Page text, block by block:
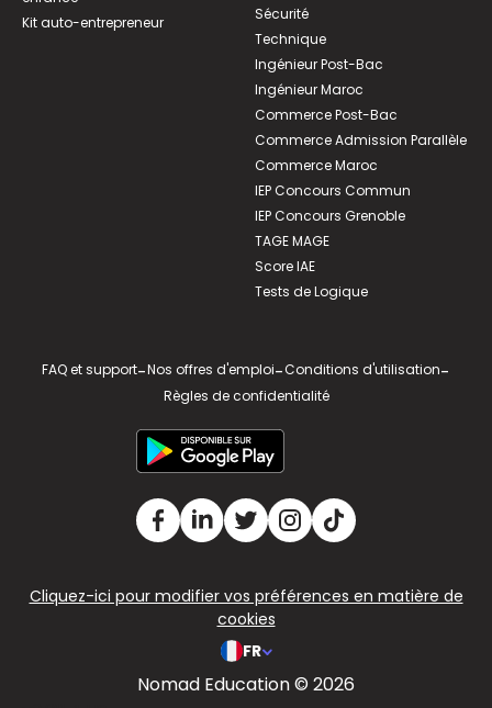
Kit auto-entrepreneur
Sécurité
Technique
Ingénieur Post-Bac
Ingénieur Maroc
Commerce Post-Bac
Commerce Admission Parallèle
Commerce Maroc
IEP Concours Commun
IEP Concours Grenoble
TAGE MAGE
Score IAE
Tests de Logique
FAQ et support-Nos offres d'emploi-Conditions d'utilisation-
Règles de confidentialité
Cliquez-ici pour modifier vos préférences en matière de
cookies
FR
Nomad Education © 2026